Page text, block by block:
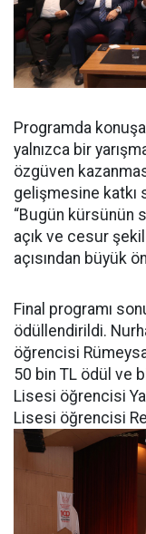
Programda
yalnızca bir
özgüven
gelişmesine katkı
“Bugün kürsünün
açık ve cesur
açısından büyük
Final programı
ödüllendirildi.
öğrencisi
50 bin TL ödül ve
Lisesi öğrencisi
Lisesi öğrencisi